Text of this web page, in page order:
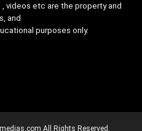
videos etc are the property and
and
purposes only.
All Rights Reserved.